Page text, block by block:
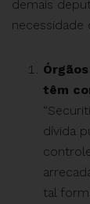
demais
necessidade
têm
dívida
tal